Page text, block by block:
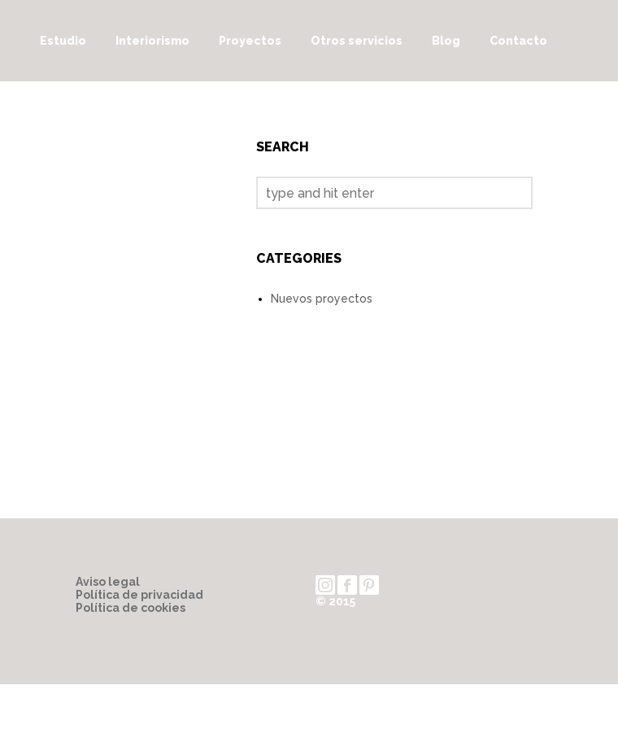
Estudio Interiorismo Proyectos Otros servicios Blog Contacto
SEARCH
CATEGORIES
Nuevos proyectos
Aviso legal
Política de privacidad
Política de cookies
© 2015